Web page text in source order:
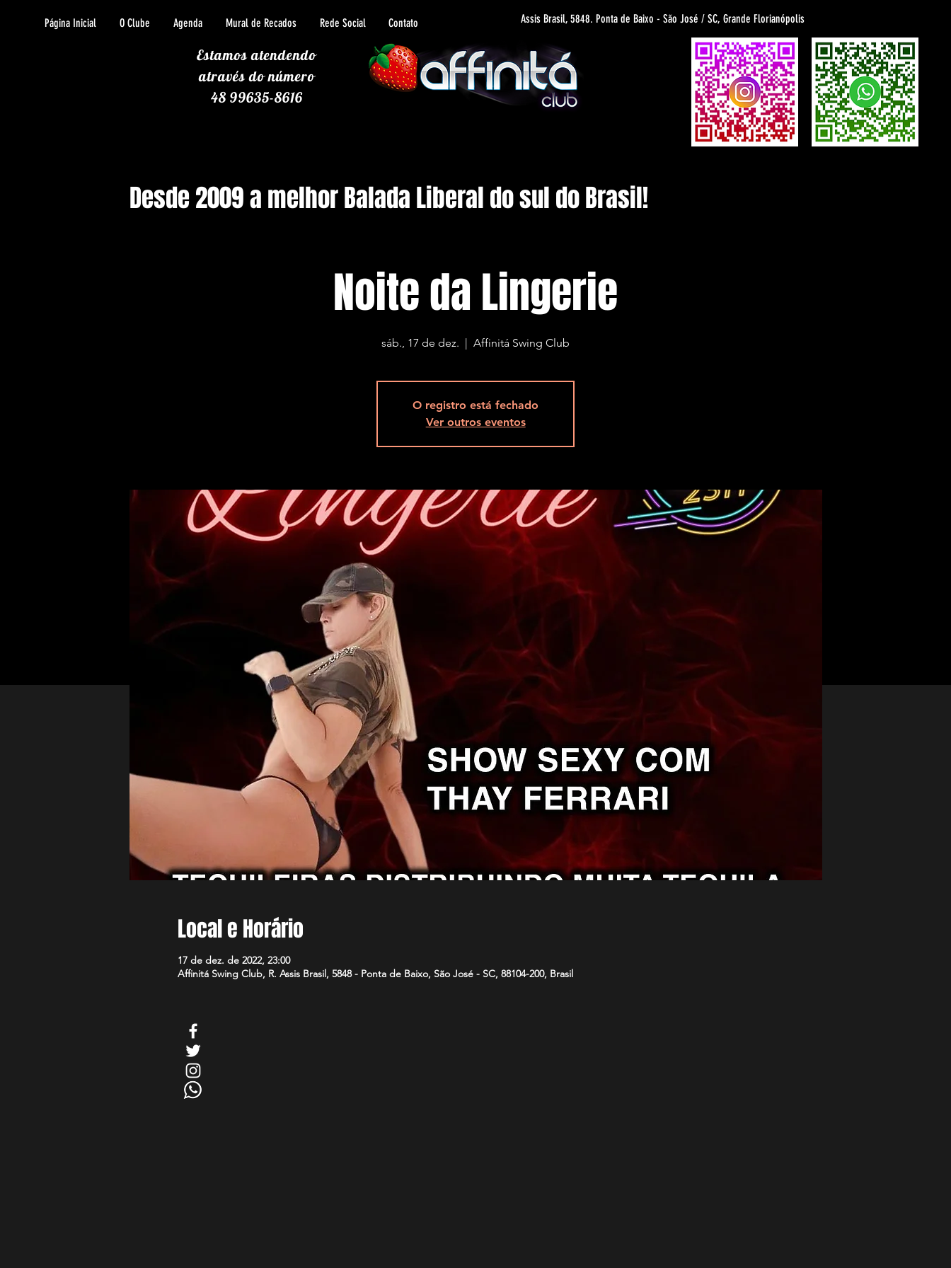
Página Inicial O Clube Agenda Mural de Recados Rede Social Contato Assis Brasil, 5848. Ponta de Baixo - São José / SC, Grande Florianópolis
Estamos atendendo
atravésdo número
48 99635-8616
Desde 2009 a melhor Balada Liberal do sul do Brasil!
Noite da Lingerie
sáb., 17 de dez.
  |
Affinitá Swing Club
O registro está fechado
Ver outros eventos
Local e Horário
17 de dez. de 2022, 23:00
Affinitá Swing Club, R. Assis Brasil, 5848 - Ponta de Baixo, São José - SC, 88104-200, Brasil